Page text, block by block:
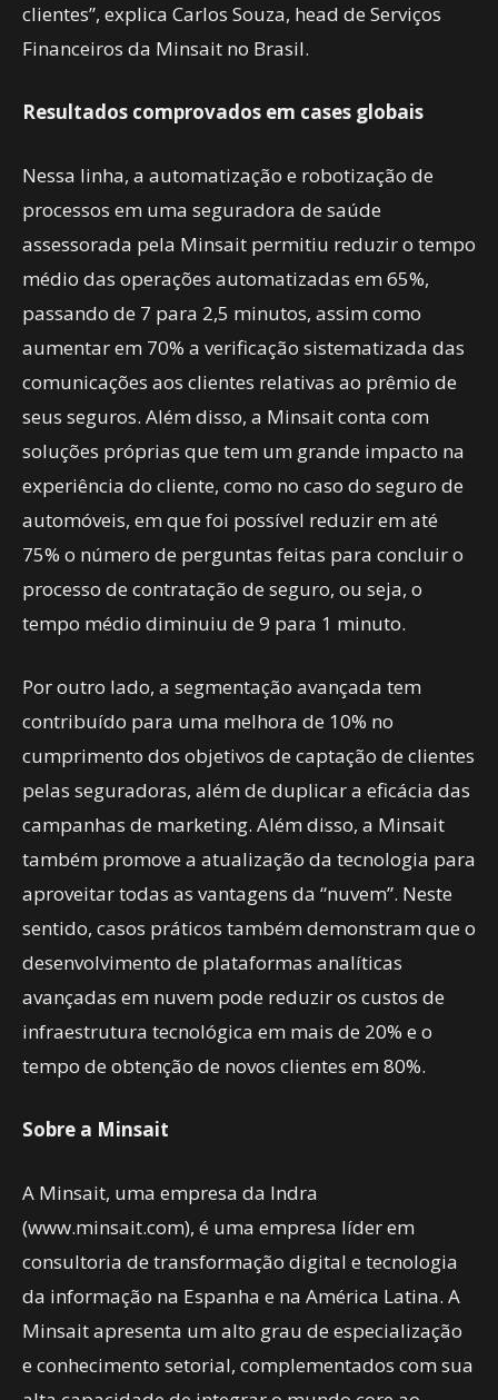
clientes”, explica Carlos Souza, head de Serviços
Financeiros da Minsait no Brasil.
Resultados comprovados em cases globais
Nessa linha, a automatização e robotização de
processos em uma seguradora de saúde
assessorada pela Minsait permitiu reduzir o tempo
médio das operações automatizadas em 65%,
passando de 7 para 2,5 minutos, assim como
aumentar em 70% a verificação sistematizada das
comunicações aos clientes relativas ao prêmio de
seus seguros. Além disso, a Minsait conta com
soluções próprias que tem um grande impacto na
experiência do cliente, como no caso do seguro de
automóveis, em que foi possível reduzir em até
75% o número de perguntas feitas para concluir o
processo de contratação de seguro, ou seja, o
tempo médio diminuiu de 9 para 1 minuto.
Por outro lado, a segmentação avançada tem
contribuído para uma melhora de 10% no
cumprimento dos objetivos de captação de clientes
pelas seguradoras, além de duplicar a eficácia das
campanhas de marketing. Além disso, a Minsait
também promove a atualização da tecnologia para
aproveitar todas as vantagens da “nuvem”. Neste
sentido, casos práticos também demonstram que o
desenvolvimento de plataformas analíticas
avançadas em nuvem pode reduzir os custos de
infraestrutura tecnológica em mais de 20% e o
tempo de obtenção de novos clientes em 80%.
Sobre a Minsait
A Minsait, uma empresa da Indra
(www.minsait.com), é uma empresa líder em
consultoria de transformação digital e tecnologia
da informação na Espanha e na América Latina. A
Minsait apresenta um alto grau de especialização
e conhecimento setorial, complementados com sua